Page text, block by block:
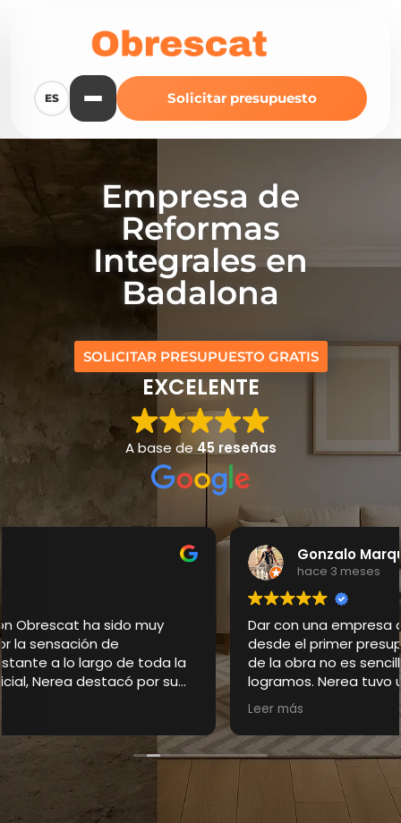
ES Solicitar presupuesto
Empresa de
Reformas
Integrales en
Badalona
SOLICITAR PRESUPUESTO GRATIS
EXCELENTE
A base de45 reseñas
Gonzalo Marquez
Dar con una empresa que transmita seguridad
desde el primer presupuesto hasta la finalización
de la obra no es sencillo, pero con Obrescat lo
logramos. Nerea tuvo un papel fundamental al
inicio, ya que nos presentó una propuesta
detallada y fácil de entender. Más adelante,
Olivares se encargó de dirigir la reforma y supo
resolver adecuadamente los pequeños cambios
que fueron surgiendo. Dentro del sector de
reformas en Barcelona, nos han demostrado ser
profesionales responsables, con trayectoria y una